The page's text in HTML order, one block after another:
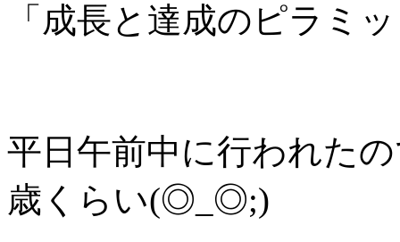
「成長と達成のピラミ
平日午前中に行われた
歳くらい(◎_◎;)